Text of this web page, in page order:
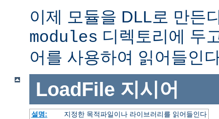
이제 모듈을 DLL로 만든
modules 디렉토리에 두
어를 사용하여 읽어들인
LoadFile 지시어
설명:
지정한 목적파일이나 라이브러리를 읽어들인다